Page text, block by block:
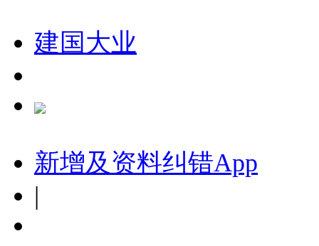
建国大业
新增及资料纠错App
|